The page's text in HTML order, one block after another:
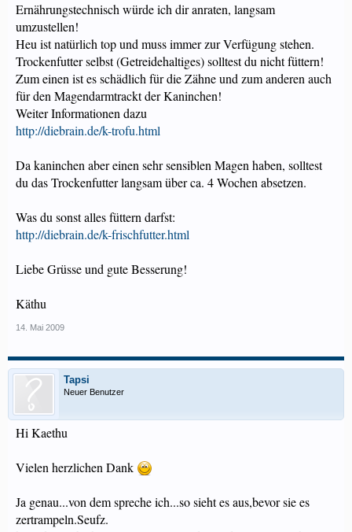
Ernährungstechnisch würde ich dir anraten, langsam
umzustellen!
Heu ist natürlich top und muss immer zur Verfügung stehen.
Trockenfutter selbst (Getreidehaltiges) solltest du nicht füttern!
Zum einen ist es schädlich für die Zähne und zum anderen auch
für den Magendarmtrackt der Kaninchen!
Weiter Informationen dazu
http://diebrain.de/k-trofu.html
Da kaninchen aber einen sehr sensiblen Magen haben, solltest
du das Trockenfutter langsam über ca. 4 Wochen absetzen.
Was du sonst alles füttern darfst:
http://diebrain.de/k-frischfutter.html
Liebe Grüsse und gute Besserung!
Käthu
14. Mai 2009
Tapsi
Neuer Benutzer
Hi Kaethu
Vielen herzlichen Dank
Ja genau...von dem spreche ich...so sieht es aus,bevor sie es
zertrampeln.Seufz.